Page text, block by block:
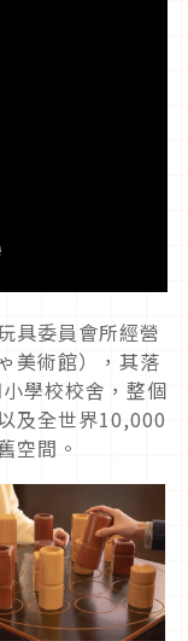
具委員會所經營
美術館），其落
學校校舍，整個
及全世界10,000
空間。